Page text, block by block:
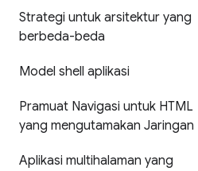
Strategi untuk arsitektur yang
berbeda-beda
Model shell aplikasi
Pramuat Navigasi untuk HTML
yang mengutamakan Jaringan
Aplikasi multihalaman yang